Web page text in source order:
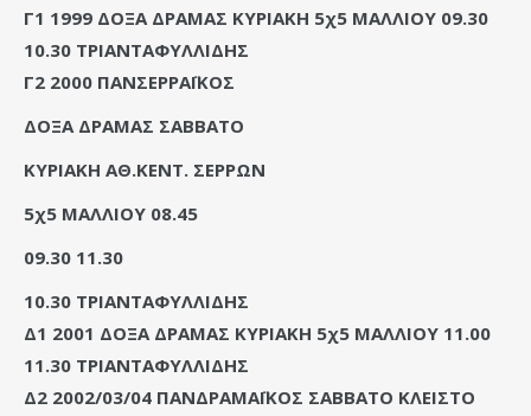
Γ1 1999 ΔΟΞΑ ΔΡΑΜΑΣ ΚΥΡΙΑΚΗ 5χ5 ΜΑΛΛΙΟΥ 09.30
10.30 ΤΡΙΑΝΤΑΦΥΛΛΙΔΗΣ
Γ2 2000 ΠΑΝΣΕΡΡΑΪΚΟΣ
ΔΟΞΑ ΔΡΑΜΑΣ ΣΑΒΒΑΤΟ
ΚΥΡΙΑΚΗ ΑΘ.ΚΕΝΤ. ΣΕΡΡΩΝ
5χ5 ΜΑΛΛΙΟΥ 08.45
09.30 11.30
10.30 ΤΡΙΑΝΤΑΦΥΛΛΙΔΗΣ
Δ1 2001 ΔΟΞΑ ΔΡΑΜΑΣ ΚΥΡΙΑΚΗ 5χ5 ΜΑΛΛΙΟΥ 11.00
11.30 ΤΡΙΑΝΤΑΦΥΛΛΙΔΗΣ
Δ2 2002/03/04 ΠΑΝΔΡΑΜΑΪΚΟΣ ΣΑΒΒΑΤΟ ΚΛΕΙΣΤΟ